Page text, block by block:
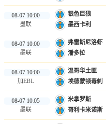
08-07 10:00
墨联
银色巨狼
墨西卡利
08-07 10:00
墨联
弗雷斯尼洛虾
潘多拉
08-07 10:00
加EBL
温哥华土匪
埃德蒙顿毒刺
08-07 10:05
墨联
米拿罗斯
哥利卡米诺斯